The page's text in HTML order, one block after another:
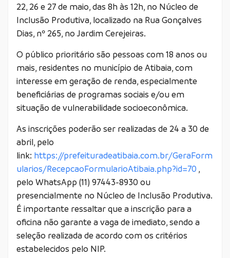
22, 26 e 27 de maio, das 8h às 12h, no Núcleo de
Inclusão Produtiva, localizado na Rua Gonçalves
Dias, nº 265, no Jardim Cerejeiras.
O público prioritário são pessoas com 18 anos ou
mais, residentes no município de Atibaia, com
interesse em geração de renda, especialmente
beneficiárias de programas sociais e/ou em
situação de vulnerabilidade socioeconômica.
As inscrições poderão ser realizadas de 24 a 30 de
abril, pelo
link: https://prefeituradeatibaia.com.br/GeraForm
ularios/RecepcaoFormularioAtibaia.php?id=70 ,
pelo WhatsApp (11) 97443-8930 ou
presencialmente no Núcleo de Inclusão Produtiva.
É importante ressaltar que a inscrição para a
oficina não garante a vaga de imediato, sendo a
seleção realizada de acordo com os critérios
estabelecidos pelo NIP.